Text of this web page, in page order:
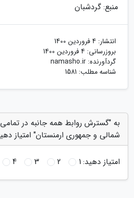
منبع: گردشبان
انتشار: 4 فروردین 1400
بروزرسانی: 4 فروردین 1400
گردآورنده: namasho.ir
شناسه مطلب: 1581
به "گسترش روابط همه جانبه در
شمالی و جمهوری ارمنستان" امتیاز
امتیاز دهید:1
2
3
4